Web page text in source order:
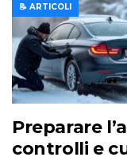
📝 ARTICOLI
Preparare
controlli e